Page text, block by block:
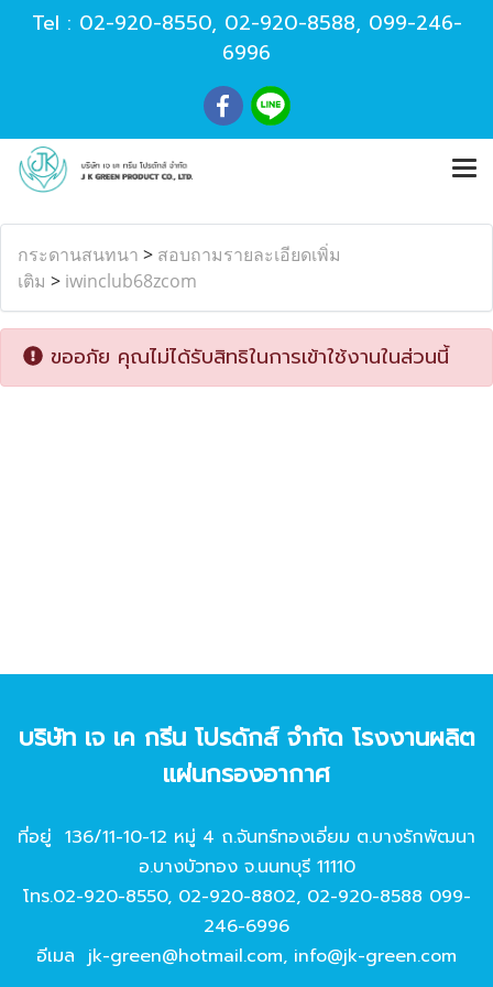
Tel : 02-920-8550, 02-920-8588, 099-246-
6996
กระดานสนทนา > สอบถามรายละเอียดเพิ่ม
เติม > iwinclub68zcom
ขออภัย คุณไม่ได้รับสิทธิในการเข้าใช้งานในส่วนนี้
บริษัท เจ เค กรีน โปรดักส์ จํากัด โรงงานผลิต
แผ่นกรองอากาศ
ที่อยู่ 136/11-10-12 หมู่ 4 ถ.จันทร์ทองเอี่ยม ต.บางรักพัฒนา
อ.บางบัวทอง จ.นนทบุรี 11110
โทร.02-920-8550, 02-920-8802, 02-920-8588 099-
246-6996
อีเมล jk-green@hotmail.com, info@jk-green.com